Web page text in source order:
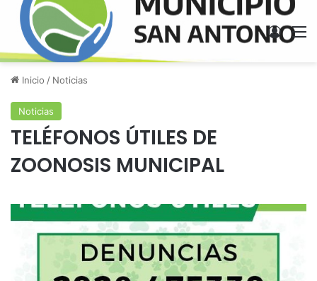
Inicio / Noticias
Noticias
TELÉFONOS ÚTILES DE
ZOONOSIS MUNICIPAL